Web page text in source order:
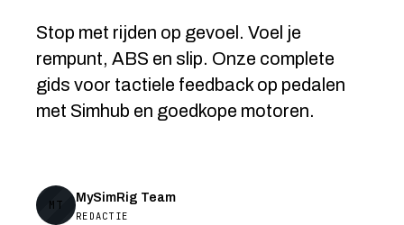
Stop met rijden op gevoel. Voel je
rempunt, ABS en slip. Onze complete
gids voor tactiele feedback op pedalen
met Simhub en goedkope motoren.
MT
MySimRig Team
REDACTIE